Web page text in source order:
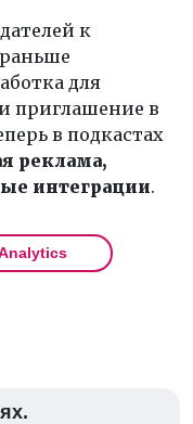
к
для
приглашение в
в подкастах
реклама,
интеграции.